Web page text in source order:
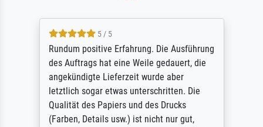
5 / 5
Rundum positive Erfahrung. Die Ausführung
des Auftrags hat eine Weile gedauert, die
angekündigte Lieferzeit wurde aber
letztlich sogar etwas unterschritten. Die
Qualität des Papiers und des Drucks
(Farben, Details usw.) ist nicht nur gut,